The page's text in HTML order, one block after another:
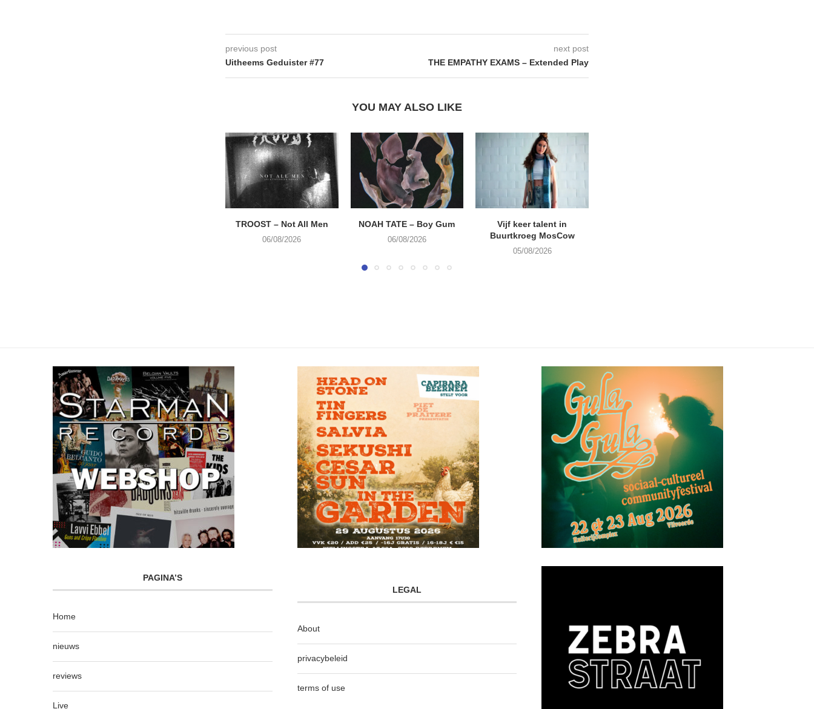
previous post
Uitheems Geduister #77
next post
THE EMPATHY EXAMS – Extended Play
YOU MAY ALSO LIKE
TROOST – Not All Men
06/08/2026
NOAH TATE – Boy Gum
06/08/2026
Vijf keer talent in
Buurtkroeg MosCow
05/08/2026
PAGINA’S
Home
nieuws
reviews
Live
LEGAL
About
privacybeleid
terms of use